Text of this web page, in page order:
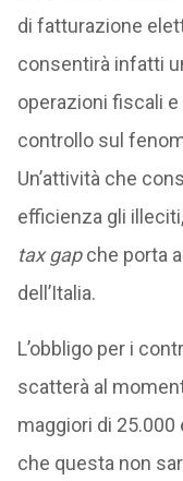
di fatturazione
consentirà infatti
operazioni fiscali
controllo sul
Un’attività che
efficienza gli
tax gapche porta
dell’Italia.
L’obbligo per i
scatterà al
maggiori di 25.000
che questa non